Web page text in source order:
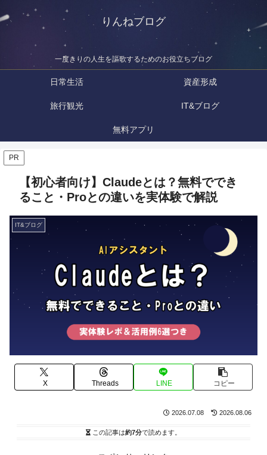
りんねブログ
一度きりの人生を謳歌するためのお役立ちブログ
日常生活 資産形成
旅行観光 IT&ブログ
無料アプリ
PR
【初心者向け】Claudeとは？無料ででき
ること・Proとの違いを実体験で解説
IT&ブログ
X Threads LINE コピー
2026.07.08 2026.08.06
この記事は約7分で読めます。